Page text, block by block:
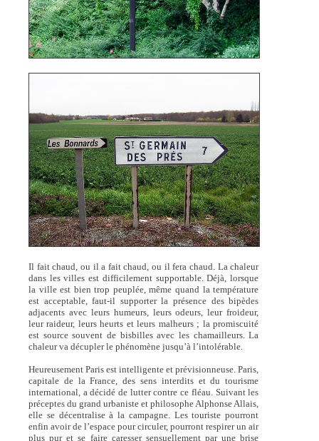
Il fait chaud, ou il a fait chaud, ou il fera chaud. La chaleur
dans les villes est difficilement supportable. Déjà, lorsque
la ville est bien trop peuplée, même quand la température
est acceptable, faut-il supporter la présence des bipèdes
adjacents avec leurs humeurs, leurs odeurs, leur froideur,
leur raideur, leurs heurts et leurs malheurs ; la promiscuité
est source souvent de bisbilles avec les chamailleurs. La
chaleur va décupler le phénomène jusqu’à l’intolérable.
Heureusement Paris est intelligente et prévisionneuse. Paris,
capitale de la France, des sens interdits et du tourisme
international, a décidé de lutter contre ce fléau. Suivant les
préceptes du grand urbaniste et philosophe Alphonse Allais,
elle se décentralise à la campagne. Les touriste pourront
enfin avoir de l’espace pour circuler, pourront respirer un air
plus pur et se faire caresser sensuellement par une brise